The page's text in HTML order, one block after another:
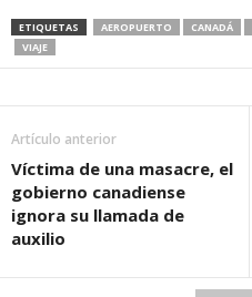
ETIQUETAS AEROPUERTO CANADÁ
VIAJE
Artículo anterior
Víctima de una masacre, el
gobierno canadiense
ignora su llamada de
auxilio